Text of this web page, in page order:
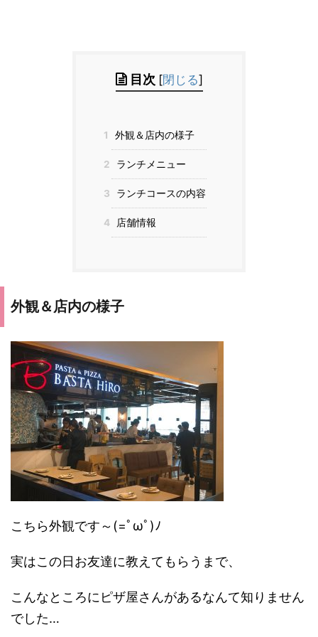
目次 [閉じる]
1 外観＆店内の様子
2 ランチメニュー
3 ランチコースの内容
4 店舗情報
外観＆店内の様子
こちら外観です～(=ﾟωﾟ)ﾉ
実はこの日お友達に教えてもらうまで、
こんなところにピザ屋さんがあるなんて知りません
でした…